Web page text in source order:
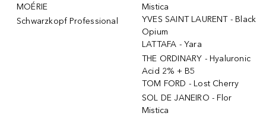
MOÉRIE
Schwarzkopf Professional
Mistica
YVES SAINT LAURENT - Black
Opium
LATTAFA - Yara
THE ORDINARY - Hyaluronic
Acid 2% + B5
TOM FORD - Lost Cherry
SOL DE JANEIRO - Flor
Mistica